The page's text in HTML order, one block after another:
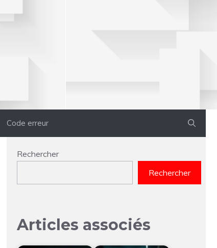
Code erreur
Rechercher
Rechercher
Articles associés